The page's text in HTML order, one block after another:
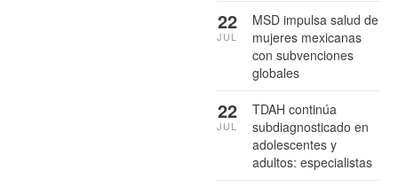
MSD impulsa salud de
mujeres mexicanas
con subvenciones
globales
22
JUL
TDAH continúa
subdiagnosticado en
adolescentes y
adultos: especialistas
22
JUL